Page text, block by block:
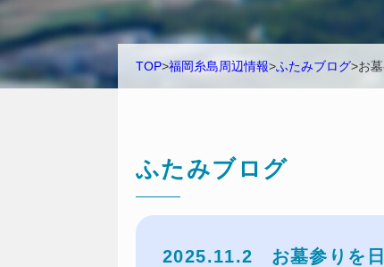
TOP>福岡糸島周辺情報>ふたみブログ>お
ふたみブログ
2025.11.2 お墓参りを